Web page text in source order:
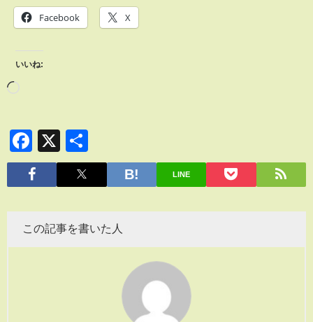
Facebook X
いいね:
Facebook
X
有
LINE
この記事を書いた人